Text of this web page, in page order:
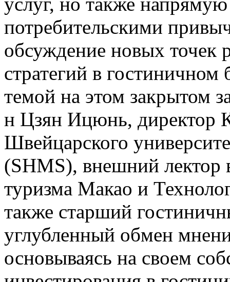
потребительскими
обсуждение новых точек
стратегий в гостиничном
темой на этом закрытом
н Цзян Ицюнь, директор
Швейцарского
(SHMS), внешний лектор
туризма Макао и
также старший
углубленный обмен
основываясь на своем